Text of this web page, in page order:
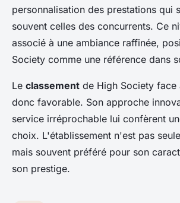
personnalisation des prestations qui
souvent celles des concurrents. Ce
associé à une ambiance raffinée,
Society comme une référence dans
Le classement de High Society face
donc favorable. Son approche
service irréprochable lui confèrent
choix. L'établissement n'est pas
mais souvent préféré pour son
son prestige.